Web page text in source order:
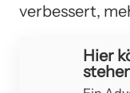
verbessert,
Hier